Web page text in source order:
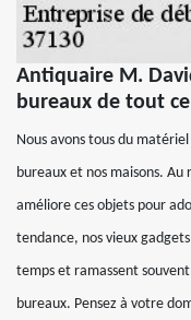
Antiquaire M.
bureaux de tout
Nous avons tous du
bureaux et nos maisons.
améliore ces objets pour
tendance, nos vieux
temps et ramassent
bureaux. Pensez à votre